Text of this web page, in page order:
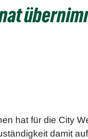
hat für die City
damit